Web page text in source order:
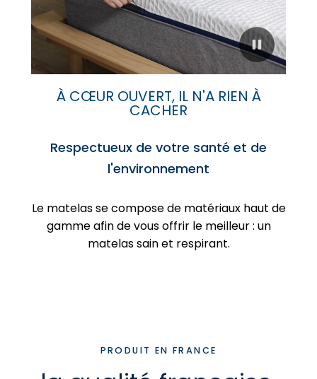
À CŒUR OUVERT, IL N'A RIEN À
CACHER
Respectueux de votre santé et de
l'environnement
Le matelas se compose de matériaux haut de
gamme afin de vous offrir le meilleur : un
matelas sain et respirant.
PRODUIT EN FRANCE